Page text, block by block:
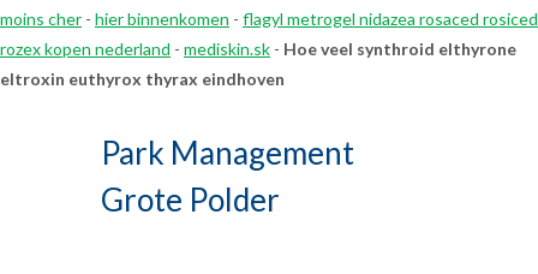
moins cher - hier binnenkomen - flagyl metrogel nidazea rosaced rosiced
rozex kopen nederland - mediskin.sk - Hoe veel synthroid elthyrone
eltroxin euthyrox thyrax eindhoven
Park Management
Grote Polder